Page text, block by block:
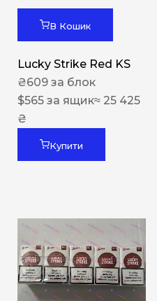
В Кошик
Lucky Strike Red KS
₴609 за блок
$565 за ящик≈ 25 425
₴
Купити